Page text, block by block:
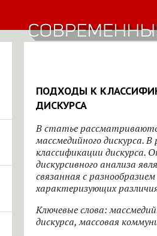
ПОДХОДЫ К
ДИСКУРСА
В статье
массмедийного дискурса.
классификации дискурса.
дискурсивного анализа
связанная с
характеризующих
Ключевые слова:
дискурса, массовая